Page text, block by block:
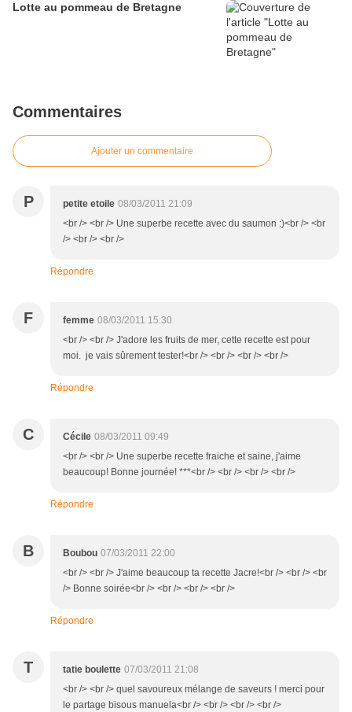
Lotte au pommeau de Bretagne
Commentaires
Ajouter un commentaire
P petite etoile 08/03/2011 21:09
<br /> <br /> Une superbe recette avec du saumon :)<br /> <br
/> <br /> <br />
Répondre
F femme 08/03/2011 15:30
<br /> <br /> J'adore les fruits de mer, cette recette est pour
moi. je vais sûrement tester!<br /> <br /> <br /> <br />
Répondre
C Cécile 08/03/2011 09:49
<br /> <br /> Une superbe recette fraiche et saine, j'aime
beaucoup! Bonne journée! ***<br /> <br /> <br /> <br />
Répondre
B Boubou 07/03/2011 22:00
<br /> <br /> J'aime beaucoup ta recette Jacre!<br /> <br /> <br
/> Bonne soirée<br /> <br /> <br /> <br />
Répondre
T tatie boulette 07/03/2011 21:08
<br /> <br /> quel savoureux mélange de saveurs ! merci pour
le partage bisous manuela<br /> <br /> <br /> <br />